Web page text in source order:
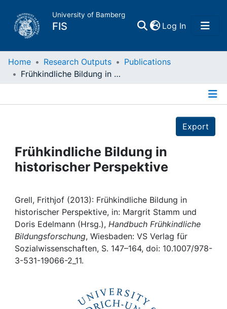
University of Bamberg
FIS Log In(current)
Home
Projects
People
Institutions
Awards
My FIS
Home Research Outputs
Publications
Frühkindliche Bildung in historischer Perspektive
Export
Frühkindliche Bildung in
historischer Perspektive
Grell, Frithjof (2013): Frühkindliche Bildung in
historischer Perspektive, in: Margrit Stamm und
Doris Edelmann (Hrsg.), Handbuch Frühkindliche
Bildungsforschung, Wiesbaden: VS Verlag für
Sozialwissenschaften, S. 147–164, doi: 10.1007/978-
3-531-19066-2_11.